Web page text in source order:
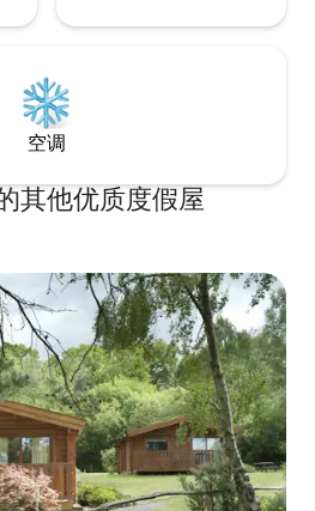
空调
其他优质度假屋